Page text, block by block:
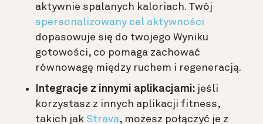
aktywnie spalanych kaloriach. Twój
spersonalizowany cel aktywności
dopasowuje się do twojego Wyniku
gotowości, co pomaga zachować
równowagę między ruchem i regeneracją.
Integracje z innymi aplikacjami: jeśli
korzystasz z innych aplikacji fitness,
takich jak Strava, możesz połączyć je z